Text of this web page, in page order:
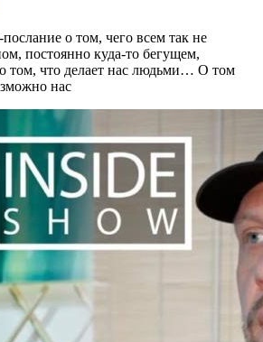
о том, чего всем так не
постоянно куда-то бегущем,
том, что делает нас людьми… О том
нас